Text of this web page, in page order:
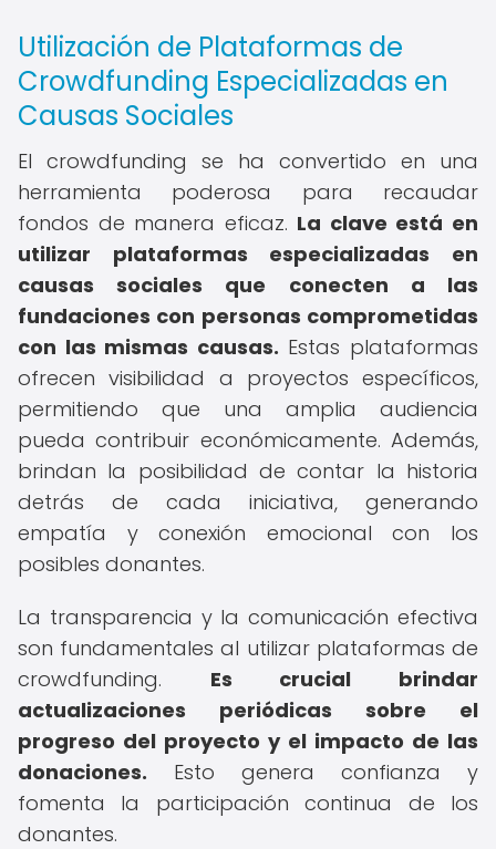
Utilización de Plataformas de
Crowdfunding Especializadas en
Causas Sociales
El crowdfunding se ha convertido en una
herramienta poderosa para recaudar
fondos de manera eficaz. La clave está en
utilizar plataformas especializadas en
causas sociales que conecten a las
fundaciones con personas comprometidas
con las mismas causas. Estas plataformas
ofrecen visibilidad a proyectos específicos,
permitiendo que una amplia audiencia
pueda contribuir económicamente. Además,
brindan la posibilidad de contar la historia
detrás de cada iniciativa, generando
empatía y conexión emocional con los
posibles donantes.
La transparencia y la comunicación efectiva
son fundamentales al utilizar plataformas de
crowdfunding. Es crucial brindar
actualizaciones periódicas sobre el
progreso del proyecto y el impacto de las
donaciones. Esto genera confianza y
fomenta la participación continua de los
donantes.